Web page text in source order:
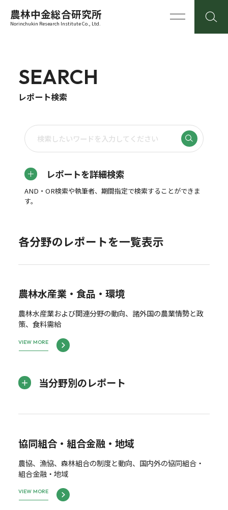
農林中金総合研究所
Norinchukin Research Institute Co., Ltd.
SEARCH
レポート検索
レポートを詳細検索
AND・OR検索や執筆者、期間指定で検索することができま
す。
各分野のレポートを一覧表示
農林水産業・食品・環境
農林水産業および関連分野の動向、諸外国の農業情勢と政
策、食料需給
VIEW MORE
当分野別のレポート
協同組合・組合金融・地域
農協、漁協、森林組合の制度と動向、国内外の協同組合・
組合金融・地域
VIEW MORE